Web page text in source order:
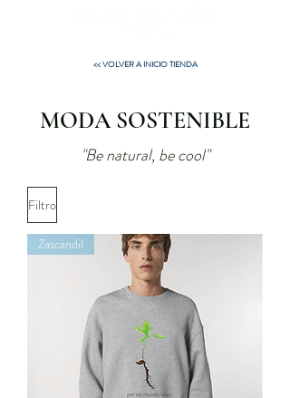
<< VOLVER A INICIO TIENDA
MODA SOSTENIBLE
"Be natural, be cool"
Filtro
Zascandil